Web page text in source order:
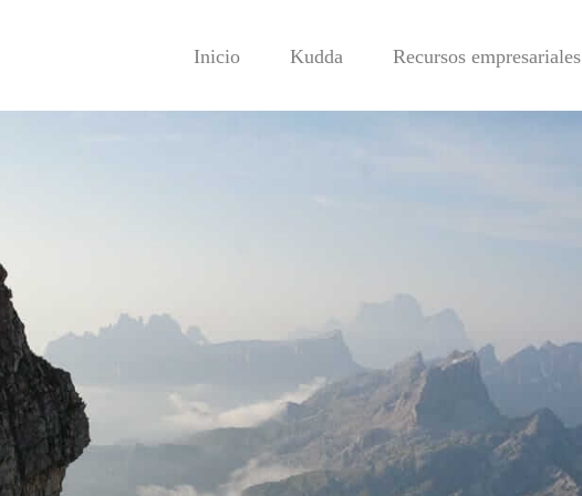
Inicio Kudda Recursos empresariales